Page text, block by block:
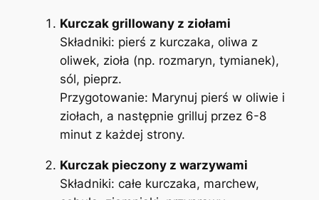
Kurczak grillowany z ziołami
Składniki: pierś z kurczaka, oliwa z
oliwek, zioła (np. rozmaryn, tymianek),
sól, pieprz.
Przygotowanie: Marynuj pierś w oliwie i
ziołach, a następnie grilluj przez 6-8
minut z każdej strony.
Kurczak pieczony z warzywami
Składniki: całe kurczaka, marchew,